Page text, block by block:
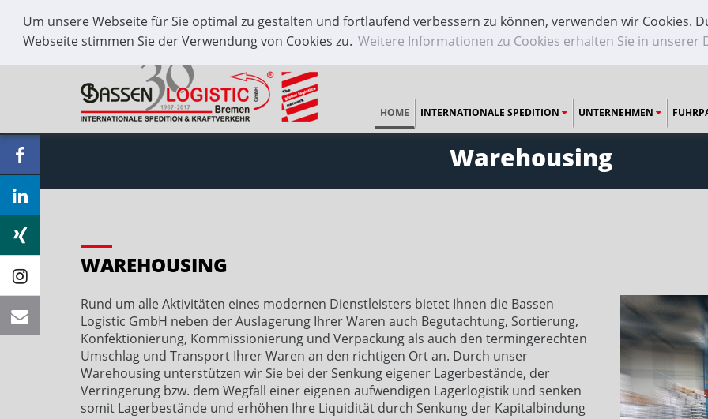
Um unsere Webseite für Sie optimal zu gestalten und fortlaufend verbessern zu können, verwenden wir Cookies.
Webseite stimmen Sie der Verwendung von Cookies zu. Weitere Informationen zu Cookies erhalten Sie in unserer
+49 421 / 59 66 55 0 Kontakt
HOME INTERNATIONALE SPEDITION UNTERNEHMEN
Warehousing
WAREHOUSING
Rund um alle Aktivitäten eines modernen Dienstleisters bietet Ihnen die Bassen
Logistic GmbH neben der Auslagerung Ihrer Waren auch Begutachtung, Sortierung,
Konfektionierung, Kommissionierung und Verpackung als auch den termingerechten
Umschlag und Transport Ihrer Waren an den richtigen Ort an. Durch unser
Warehousing unterstützen wir Sie bei der Senkung eigener Lagerbestände, der
Verringerung bzw. dem Wegfall einer eigenen aufwendigen Lagerlogistik und senken
somit Lagerbestände und erhöhen Ihre Liquidität durch Senkung der Kapitalbindung